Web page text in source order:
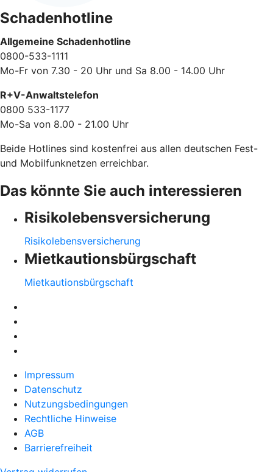
Schadenhotline
Allgemeine Schadenhotline
0800-533-1111
Mo-Fr von 7.30 - 20 Uhr und Sa 8.00 - 14.00 Uhr
R+V-Anwaltstelefon
0800 533-1177
Mo-Sa von 8.00 - 21.00 Uhr
Beide Hotlines sind kostenfrei aus allen deutschen Fest-
und Mobilfunknetzen erreichbar.
Das könnte Sie auch interessieren
Risikolebensversicherung
Risikolebensversicherung
Mietkautionsbürgschaft
Mietkautionsbürgschaft
Impressum
Datenschutz
Nutzungsbedingungen
Rechtliche Hinweise
AGB
Barrierefreiheit